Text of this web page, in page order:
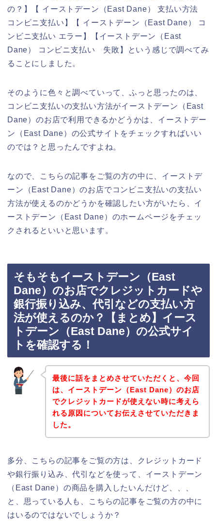
の？】【 イーストデーン（East Dane） 支払い方法
コンビニ支払い】【 イーストデーン（East Dane） コ
ンビニ支払い エラー】【イーストデーン（East
Dane） コンビニ支払い 失敗】という感じで調べてみ
ることにしました。
そのように色々と調べていって、ふっと思ったのは、
コンビニ支払いの支払い方法がイーストデーン（East
Dane）のお店で利用できるかどうかは、イーストデー
ン（East Dane）の公式サイトをチェックすればいい
のでは？と思ったんですよね。
なので、こちらの記事をご覧の方の中に、イーストデ
ーン（East Dane）のお店でコンビニ支払いの支払い
方法が使えるのかどうかを確認したい方がいたら、イ
ーストデーン（East Dane）のホームページをチェッ
クされるといいと思います。
そもそもイーストデーン（East
Dane）のお店でクレジットカードや
銀行振り込み、代引などの支払い方
法が使えるのか？【まとめ】イース
トデーン（East Dane）の公式サイ
トを確認する！
最後に話をまとめさせていただくと、今回
は、イーストデーン（East Dane）のお店
でクレジットカードが使えない時に考えら
れる原因についてお伝えさせていただきま
した。
多分、こちらの記事をご覧の方は、クレジットカード
や銀行振り込み、代引などを使って、イーストデーン
（East Dane）の商品を購入したいんだけど、、、
と、思っている人も、こちらの記事をご覧の方の中に
はいるのではないでしょうか？